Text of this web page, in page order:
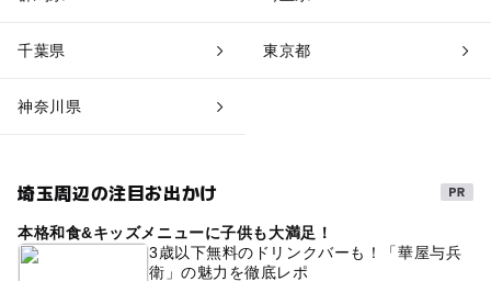
千葉県 東京都
神奈川県
埼玉周辺の注目お出かけ
本格和食&キッズメニューに子供も大満足！
3歳以下無料のドリンクバーも！「華屋与兵
衛」の魅力を徹底レポ